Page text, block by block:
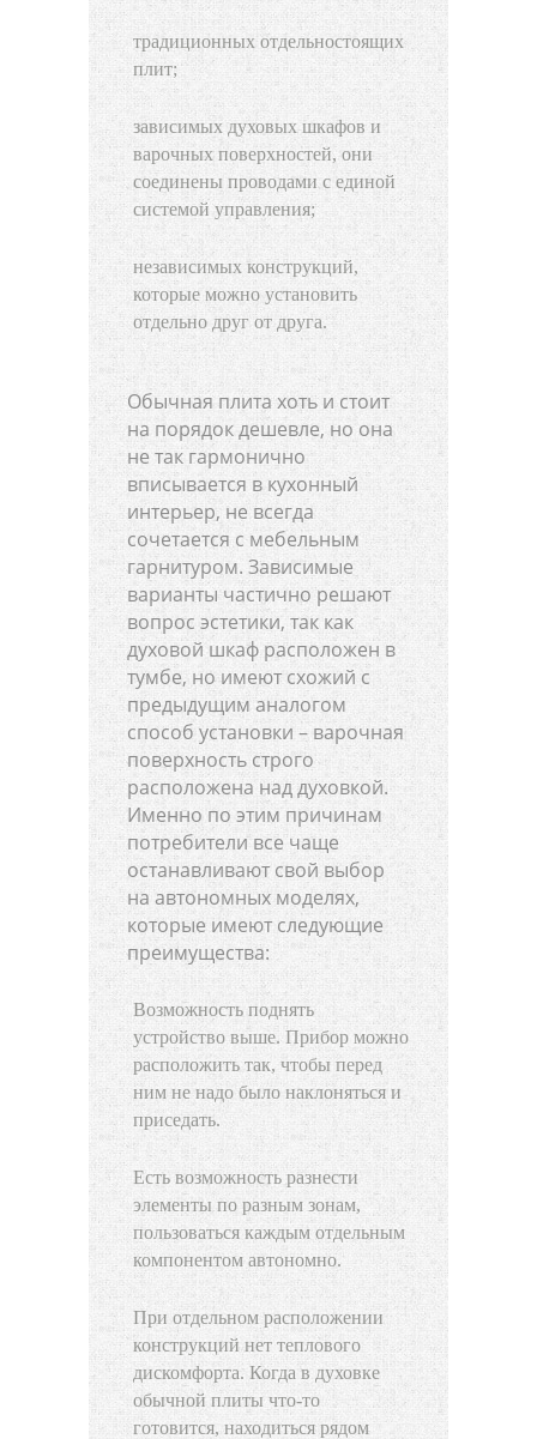
традиционных отдельностоящих
плит;
зависимых духовых шкафов и
варочных поверхностей, они
соединены проводами с единой
системой управления;
независимых конструкций,
которые можно установить
отдельно друг от друга.
Обычная плита хоть и стоит
на порядок дешевле, но она
не так гармонично
вписывается в кухонный
интерьер, не всегда
сочетается с мебельным
гарнитуром. Зависимые
варианты частично решают
вопрос эстетики, так как
духовой шкаф расположен в
тумбе, но имеют схожий с
предыдущим аналогом
способ установки – варочная
поверхность строго
расположена над духовкой.
Именно по этим причинам
потребители все чаще
останавливают свой выбор
на автономных моделях,
которые имеют следующие
преимущества:
Возможность поднять
устройство выше. Прибор можно
расположить так, чтобы перед
ним не надо было наклоняться и
приседать.
Есть возможность разнести
элементы по разным зонам,
пользоваться каждым отдельным
компонентом автономно.
При отдельном расположении
конструкций нет теплового
дискомфорта. Когда в духовке
обычной плиты что-то
готовится, находиться рядом